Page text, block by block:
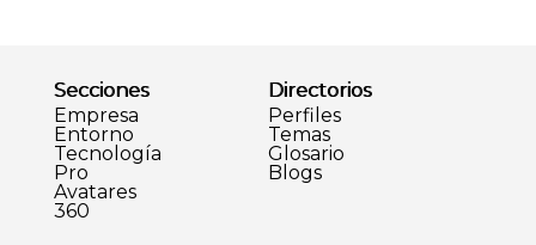
Secciones
Empresa
Entorno
Tecnología
Pro
Avatares
360
Directorios
Perfiles
Temas
Glosario
Blogs